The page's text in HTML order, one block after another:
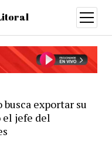
open
menu
exportar su
jefe del